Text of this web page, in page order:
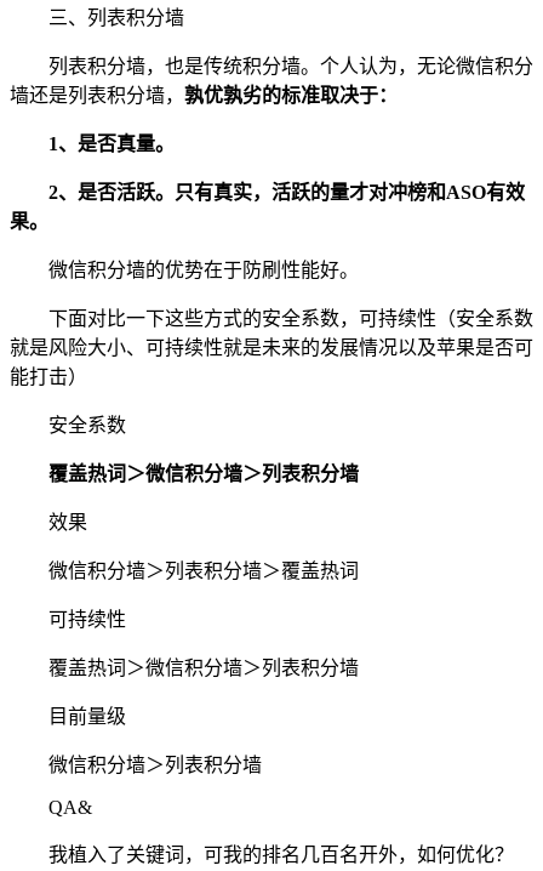
三、列表积分墙
列表积分墙，也是传统积分墙。个人认为，无论微信积分
墙还是列表积分墙， 孰优孰劣的标准取决于：
1、是否真量。
2、是否活跃。只有真实，活跃的量才对冲榜和ASO有效
果。
微信积分墙的优势在于防刷性能好。
下面对比一下这些方式的安全系数，可持续性（安全系数
就是风险大小、可持续性就是未来的发展情况以及苹果是否可
能打击）
安全系数
覆盖热词＞微信积分墙＞列表积分墙
效果
微信积分墙＞列表积分墙＞覆盖热词
可持续性
覆盖热词＞微信积分墙＞列表积分墙
目前量级
微信积分墙＞列表积分墙
QA&
我植入了关键词，可我的排名几百名开外，如何优化？